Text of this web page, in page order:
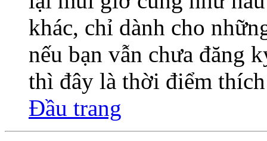
khác, chỉ dành cho
nếu bạn vẫn chưa đăng
thì đây là thời điểm
Đầu trang